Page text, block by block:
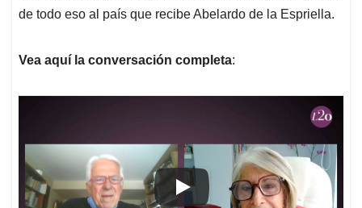
de todo eso al país que recibe Abelardo de la Espriella.
Vea aquí la conversación completa: